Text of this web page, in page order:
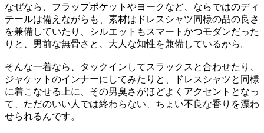
なぜなら、フラップポケットやヨークなど、ならではのディ
テールは備えながらも、素材はドレスシャツ同様の品の良さ
を兼備していたり、シルエットもスマートかつモダンだった
りと、男前な無骨さと、大人な知性を兼備しているから。
そんな一着なら、タックインしてスラックスと合わせたり、
ジャケットのインナーにしてみたりと、ドレスシャツと同様
に着こなせる上に、その男臭さがほどよくアクセントとなっ
て、ただのいい人では終わらない、ちょい不良な香りを漂わ
せられるんです。